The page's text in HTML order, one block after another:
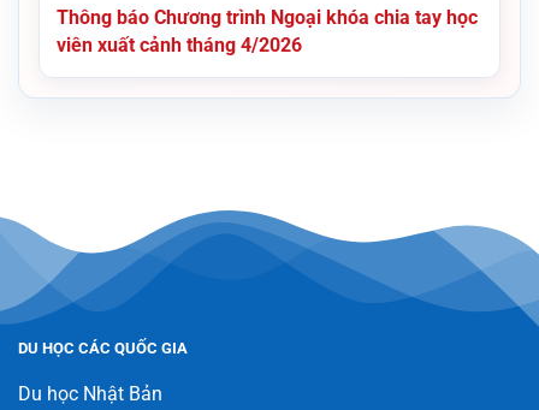
Thông báo Chương trình Ngoại khóa chia tay học
viên xuất cảnh tháng 4/2026
DU HỌC CÁC QUỐC GIA
Du học Nhật Bản